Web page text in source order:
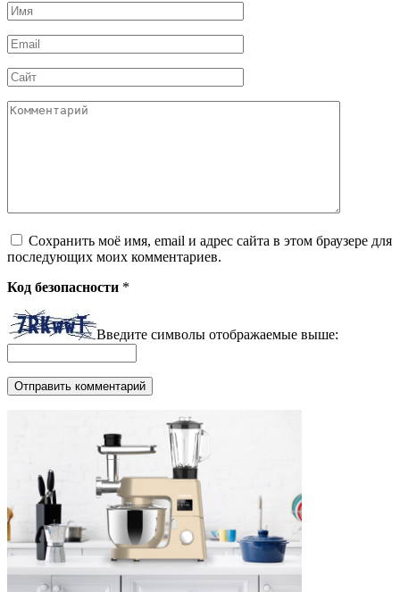
Имя
*
Email
*
Сайт
Комментарий
Сохранить моё имя, email и адрес сайта в этом браузере для
последующих моих комментариев.
Код безопасности *
Введите символы отображаемые выше: